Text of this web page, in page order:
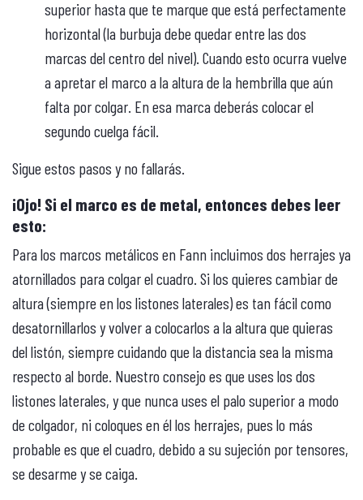
superior hasta que te marque que está perfectamente
horizontal (la burbuja debe quedar entre las dos
marcas del centro del nivel). Cuando esto ocurra vuelve
a apretar el marco a la altura de la hembrilla que aún
falta por colgar. En esa marca deberás colocar el
segundo cuelga fácil.
Sigue estos pasos y no fallarás.
¡Ojo! Si el marco es de metal, entonces debes leer
esto:
Para los marcos metálicos en Fann incluimos dos herrajes ya
atornillados para colgar el cuadro. Si los quieres cambiar de
altura (siempre en los listones laterales) es tan fácil como
desatornillarlos y volver a colocarlos a la altura que quieras
del listón, siempre cuidando que la distancia sea la misma
respecto al borde. Nuestro consejo es que uses los dos
listones laterales, y que nunca uses el palo superior a modo
de colgador, ni coloques en él los herrajes, pues lo más
probable es que el cuadro, debido a su sujeción por tensores,
se desarme y se caiga.